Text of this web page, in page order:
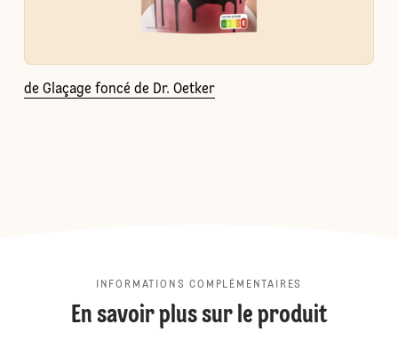
de Glaçage foncé de Dr. Oetker
INFORMATIONS COMPLÉMENTAIRES
En savoir plus sur le produit